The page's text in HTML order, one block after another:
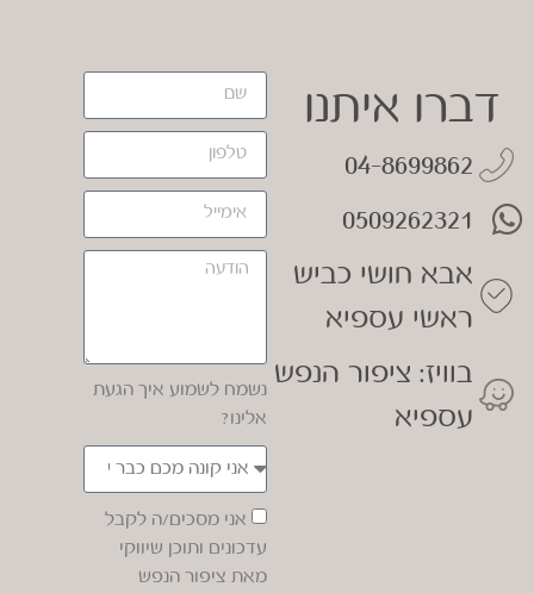
דברו איתנו
04-8699862
0509262321
אבא חושי כביש
ראשי עספיא
בוויז: ציפור הנפש
עספיא
נשמח לשמוע איך הגעת
אלינו?
אני מסכים/ה לקבל
עדכונים ותוכן שיווקי
מאת ציפור הנפש